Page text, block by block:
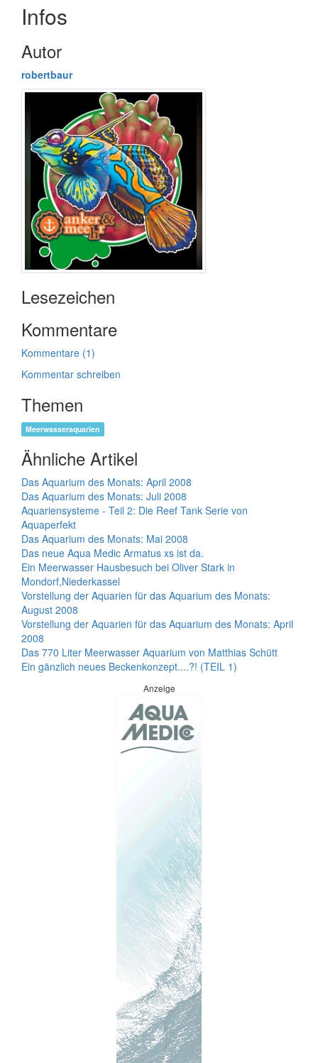
Infos
Autor
robertbaur
Lesezeichen
Kommentare
Kommentare (1)
Kommentar schreiben
Themen
Meerwasseraquarien
Ähnliche Artikel
Das Aquarium des Monats: April 2008
Das Aquarium des Monats: Juli 2008
Aquariensysteme - Teil 2: Die Reef Tank Serie von
Aquaperfekt
Das Aquarium des Monats: Mai 2008
Das neue Aqua Medic Armatus xs ist da.
Ein Meerwasser Hausbesuch bei Oliver Stark in
Mondorf,Niederkassel
Vorstellung der Aquarien für das Aquarium des Monats:
August 2008
Vorstellung der Aquarien für das Aquarium des Monats: April
2008
Das 770 Liter Meerwasser Aquarium von Matthias Schütt
Ein gänzlich neues Beckenkonzept....?! (TEIL 1)
Anzeige